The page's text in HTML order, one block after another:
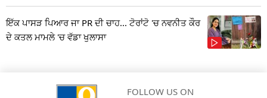
ਇੱਕ ਪਾਸੜ ਪਿਆਰ ਜਾ PR ਦੀ ਚਾਹ... ਟੋਰਾਂਟੋ 'ਚ ਨਵਨੀਤ ਕੌਰ
ਦੇ ਕਤਲ ਮਾਮਲੇ 'ਚ ਵੱਡਾ ਖੁਲਾਸਾ
FOLLOW US ON